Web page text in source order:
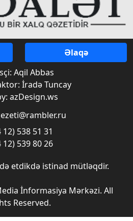
Əlaqə
Aqil Abbas
İradə Tuncay
azDesign.ws
12) 538 51 31
12) 539 80 26
etdikdə istinad mütləqdir.
İnformasiya Mərkəzi. All
Reserved.